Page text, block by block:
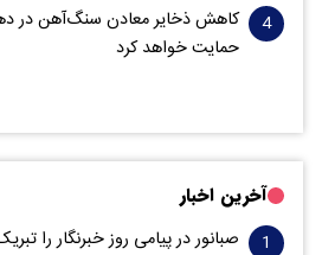
کاهش ذخایر معادن سنگ‌آهن در دهه
حمایت خواهد کرد
آخرین اخبار
صبانور در پیامی روز خبرنگار را